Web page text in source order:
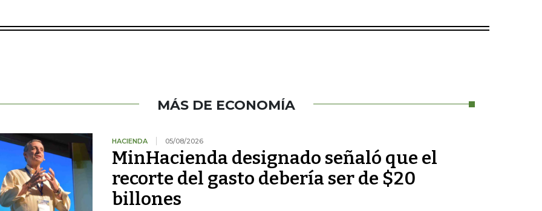
MÁS DE ECONOMÍA
HACIENDA 05/08/2026
MinHacienda designado señaló que el
recorte del gasto debería ser de $20
billones